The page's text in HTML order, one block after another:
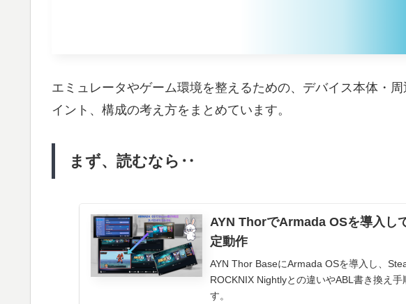
エミュレータやゲーム環境を整えるための、デバイス本体・
イント、構成の考え方をまとめています。
まず、読むなら‥
AYN ThorでArmada OSを導入し
定動作
AYN Thor BaseにArmada OSを導入し、
ROCKNIX Nightlyとの違いやABL書き換え
す。